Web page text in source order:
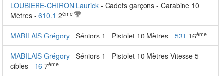
LOUBIERE-CHIRON Laurick - Cadets garçons - Carabine 10
Mètres - 610.1 2ème
MABILAIS Grégory - Séniors 1 - Pistolet 10 Mètres - 531 16ème
MABILAIS Grégory - Séniors 1 - Pistolet 10 Mètres Vitesse 5
cibles - 16 7ème